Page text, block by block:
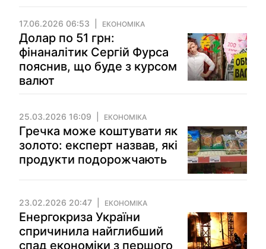
17.06.2026 06:53 ЕКОНОМІКА
Долар по 51 грн:
фінаналітик Сергій Фурса
пояснив, що буде з курсом
валют
25.03.2026 16:09 ЕКОНОМІКА
Гречка може коштувати як
золото: експерт назвав, які
продукти подорожчають
23.02.2026 20:47 ЕКОНОМІКА
Енергокриза України
спричинила найглибший
спад економіки з першого